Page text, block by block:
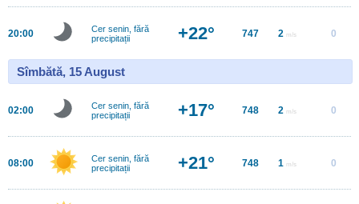
20:00
Cer senin, fără
precipitații
+22° 747 2 m/s 0
Sîmbătă, 15 August
02:00
Cer senin, fără
precipitații
+17° 748 2 m/s 0
08:00
Cer senin, fără
precipitații
+21° 748 1 m/s 0